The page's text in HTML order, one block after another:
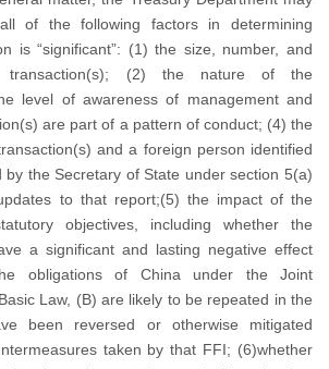
of the following factors in determining
is “significant”: (1) the size, number, and
(2) the nature of the
level of awareness of management and
are part of a pattern of conduct; (4) the
and a foreign person identified
by the Secretary of State under section 5(a)
to that report;(5) the impact of the
objectives, including whether the
a significant and lasting negative effect
obligations of China under the Joint
Law, (B) are likely to be repeated in the
been reversed or otherwise mitigated
taken by that FFI; (6)whether